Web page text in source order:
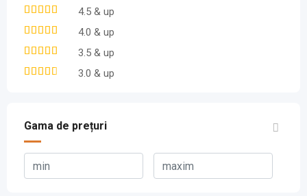
4.5 & up
4.0 & up
3.5 & up
3.0 & up
Gama de prețuri